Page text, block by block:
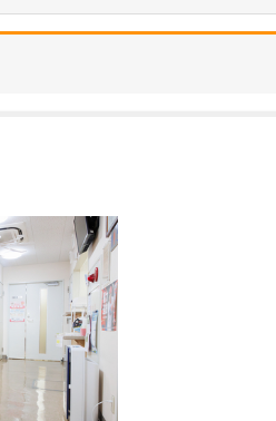
ては、わかりやすく具体
的な説明を心がけていま